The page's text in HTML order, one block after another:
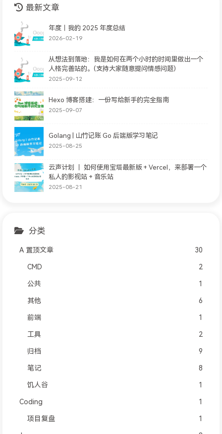
最新文章
年度｜我的 2025 年度总结
2026-02-19
从想法到落地：我是如何在两个小时的时间里做出一个
人格完善站的。(支持大家随意提问情感问题)
2025-09-12
Hexo 博客搭建：一份写给新手的完全指南
2025-09-07
Golang | 山竹记账 Go 后端版学习笔记
2025-08-25
云声计划 ｜ 如何使用宝塔最新版 + Vercel，来部署一个
私人的影视站 + 音乐站
2025-08-21
分类
A 置顶文章 30
CMD 2
公共 1
其他 6
前端 1
工具 2
归档 9
笔记 8
饥人谷 1
Coding 1
项目复盘 1